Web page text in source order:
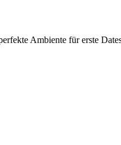
Ambiente für erste